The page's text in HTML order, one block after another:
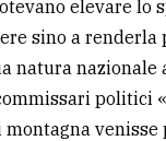
elevare lo
sino a renderla
natura nazionale
politici
montagna